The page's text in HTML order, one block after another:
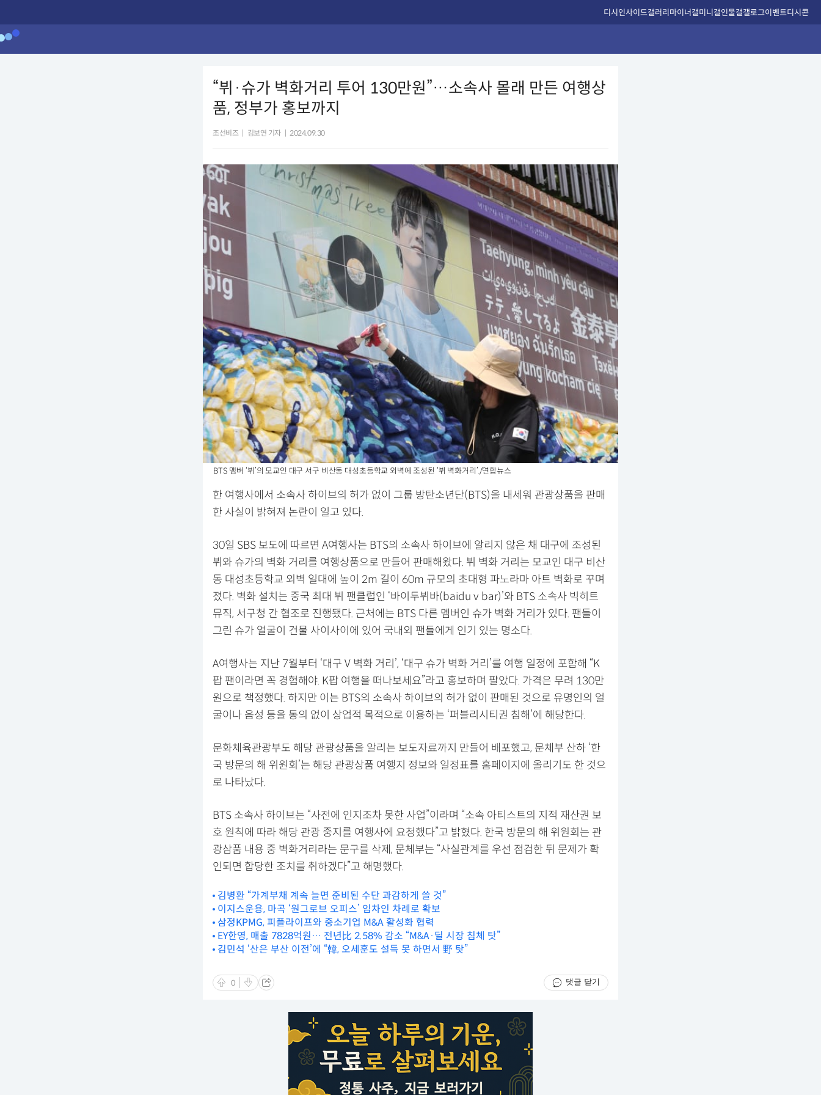
디시인사이드갤러리마이너갤미니갤인물갤갤로그이벤트디시콘
“뷔·슈가 벽화거리 투어 130만원”…소속사 몰래 만든 여행상
품, 정부가 홍보까지
조선비즈 김보연 기자 2024.09.30
BTS 맴버 ‘뷔’의 모교인 대구 서구 비산동 대성초등학교 외벽에 조성된 ‘뷔 벽화거리’./연합뉴스
한 여행사에서 소속사 하이브의 허가 없이 그룹 방탄소년단(BTS)을 내세워 관광상품을 판매
한 사실이 밝혀져 논란이 일고 있다.
30일 SBS 보도에 따르면 A여행사는 BTS의 소속사 하이브에 알리지 않은 채 대구에 조성된
뷔와 슈가의 벽화 거리를 여행상품으로 만들어 판매해왔다. 뷔 벽화 거리는 모교인 대구 비산
동 대성초등학교 외벽 일대에 높이 2m 길이 60m 규모의 초대형 파노라마 아트 벽화로 꾸며
졌다. 벽화 설치는 중국 최대 뷔 팬클럽인 ‘바이두뷔바(baidu v bar)’와 BTS 소속사 빅히트
뮤직, 서구청 간 협조로 진행됐다. 근처에는 BTS 다른 멤버인 슈가 벽화 거리가 있다. 팬들이
그린 슈가 얼굴이 건물 사이사이에 있어 국내외 팬들에게 인기 있는 명소다.
A여행사는 지난 7월부터 ‘대구 V 벽화 거리’, ‘대구 슈가 벽화 거리’를 여행 일정에 포함해 “K
팝 팬이라면 꼭 경험해야. K팝 여행을 떠나보세요”라고 홍보하며 팔았다. 가격은 무려 130만
원으로 책정했다. 하지만 이는 BTS의 소속사 하이브의 허가 없이 판매된 것으로 유명인의 얼
굴이나 음성 등을 동의 없이 상업적 목적으로 이용하는 ‘퍼블리시티권 침해’에 해당한다.
문화체육관광부도 해당 관광상품을 알리는 보도자료까지 만들어 배포했고, 문체부 산하 ‘한
국 방문의 해 위원회’는 해당 관광상품 여행지 정보와 일정표를 홈페이지에 올리기도 한 것으
로 나타났다.
BTS 소속사 하이브는 “사전에 인지조차 못한 사업”이라며 “소속 아티스트의 지적 재산권 보
호 원칙에 따라 해당 관광 중지를 여행사에 요청했다”고 밝혔다. 한국 방문의 해 위원회는 관
광삼품 내용 중 벽화거리라는 문구를 삭제, 문체부는 “사실관계를 우선 점검한 뒤 문제가 확
인되면 합당한 조치를 취하겠다”고 해명했다.
김병환 “가계부채 계속 늘면 준비된 수단 과감하게 쓸 것”
이지스운용, 마곡 ‘원그로브 오피스’ 임차인 차례로 확보
삼정KPMG, 피플라이프와 중소기업 M&A 활성화 협력
EY한영, 매출 7828억원… 전년比 2.58% 감소 “M&A·딜 시장 침체 탓”
김민석 ‘산은 부산 이전’에 “韓, 오세훈도 설득 못 하면서 野 탓”
0 댓글 닫기